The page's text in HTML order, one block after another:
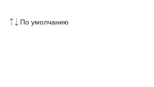
По умолчанию